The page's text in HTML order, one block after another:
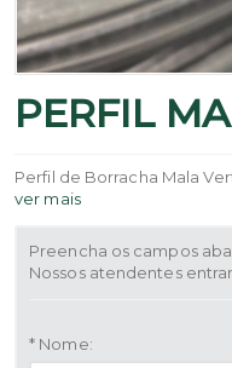
PERFIL
Perfil de Borracha Mala
ver mais
Preencha os campos
Nossos atendentes
* Nome: